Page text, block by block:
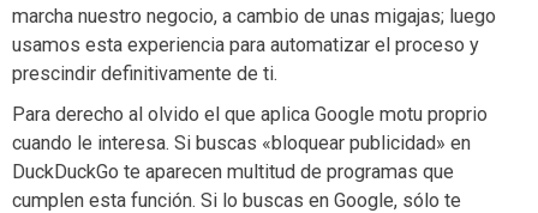
marcha nuestro negocio, a cambio de unas migajas; luego
usamos esta experiencia para automatizar el proceso y
prescindir definitivamente de ti.
Para derecho al olvido el que aplica Google motu proprio
cuando le interesa. Si buscas «bloquear publicidad» en
DuckDuckGo te aparecen multitud de programas que
cumplen esta función. Si lo buscas en Google, sólo te